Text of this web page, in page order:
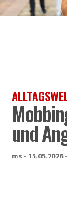
und
ms - 15.05.2026